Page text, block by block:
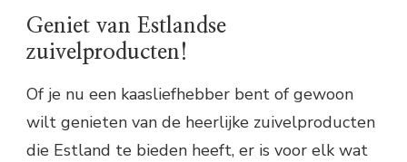
Geniet van Estlandse
zuivelproducten!
Of je nu een kaasliefhebber bent of gewoon
wilt genieten van de heerlijke zuivelproducten
die Estland te bieden heeft, er is voor elk wat